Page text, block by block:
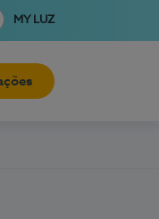
MY LUZ